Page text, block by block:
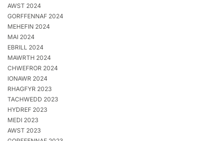
AWST 2024
GORFFENNAF 2024
MEHEFIN 2024
MAI 2024
EBRILL 2024
MAWRTH 2024
CHWEFROR 2024
IONAWR 2024
RHAGFYR 2023
TACHWEDD 2023
HYDREF 2023
MEDI 2023
AWST 2023